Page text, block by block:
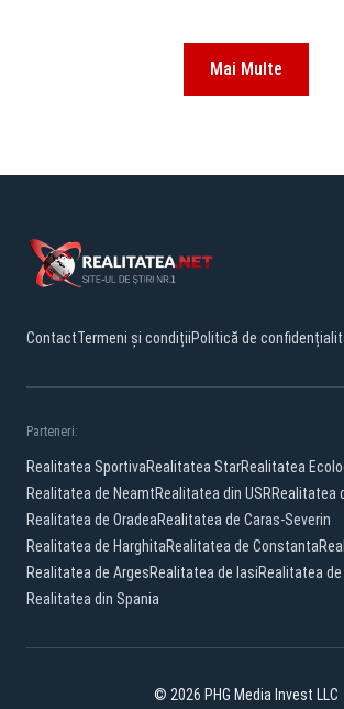
Mai Multe
ContactTermeni și condițiiPolitică de
Parteneri:
Realitatea SportivaRealitatea StarRealitatea
Realitatea de NeamtRealitatea din USRRealitatea
Realitatea de OradeaRealitatea de Caras-Severin
Realitatea de HarghitaRealitatea de Constanta
Realitatea de ArgesRealitatea de IasiRealitatea
Realitatea din Spania
© 2026 PHG Media Invest LLC